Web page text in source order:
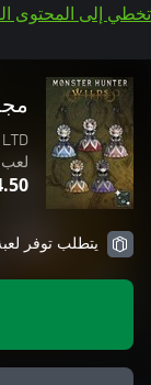
تخطي إلى المحتوى
لعب
يتطلب توفر